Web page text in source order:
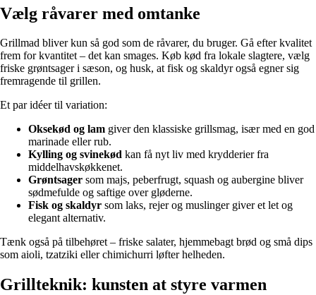
Vælg råvarer med omtanke
Grillmad bliver kun så god som de råvarer, du bruger. Gå efter kvalitet
frem for kvantitet – det kan smages. Køb kød fra lokale slagtere, vælg
friske grøntsager i sæson, og husk, at fisk og skaldyr også egner sig
fremragende til grillen.
Et par idéer til variation:
Oksekød og lam giver den klassiske grillsmag, især med en god
marinade eller rub.
Kylling og svinekød kan få nyt liv med krydderier fra
middelhavskøkkenet.
Grøntsager som majs, peberfrugt, squash og aubergine bliver
sødmefulde og saftige over gløderne.
Fisk og skaldyr som laks, rejer og muslinger giver et let og
elegant alternativ.
Tænk også på tilbehøret – friske salater, hjemmebagt brød og små dips
som aioli, tzatziki eller chimichurri løfter helheden.
Grillteknik: kunsten at styre varmen